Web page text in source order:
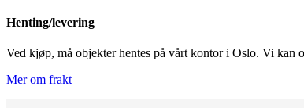
Henting/levering
Ved kjøp, må objekter hentes på vårt kontor i Oslo. Vi kan
Mer om frakt